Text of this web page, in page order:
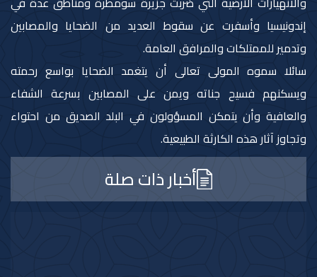
إندونيسيا وأسفرت عن سقوط العديد من الضحايا والمصابين
وتدمير للممتلكات والمرافق العامة.
سائلا سموه المولى تعالى أن يتغمد الضحايا بواسع رحمته
ويسكنهم فسيح جناته ويمن على المصابين بسرعة الشفاء
والعافية وأن يتمكن المسؤولون في البلد الصديق من احتواء
وتجاوز آثار هذه الكارثة الطبيعية.
أخبار ذات صلة